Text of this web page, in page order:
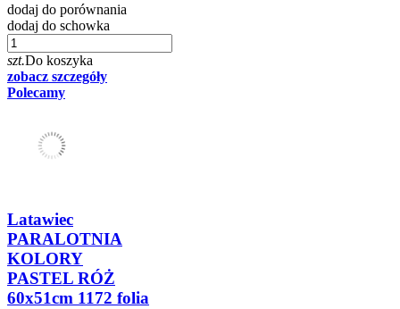
dodaj do porównania
dodaj do schowka
szt.Do koszyka
zobacz szczegóły
Polecamy
Latawiec
PARALOTNIA
KOLORY
PASTEL RÓŻ
60x51cm 1172 folia